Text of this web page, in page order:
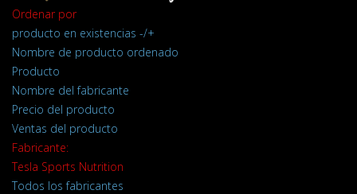
Ordenar por
producto en existencias -/+
Nombre de producto ordenado
Producto
Nombre del fabricante
Precio del producto
Ventas del producto
Fabricante:
Tesla Sports Nutrition
Todos los fabricantes